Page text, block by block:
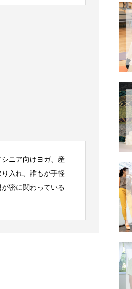
ニア向けヨガ、産
入れ、誰もが手軽
密に関わっている